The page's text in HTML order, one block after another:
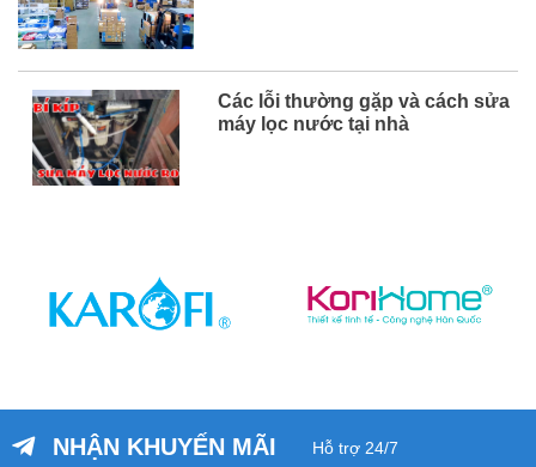
Các lỗi thường gặp và cách sửa
máy lọc nước tại nhà
NHẬN KHUYẾN MÃI Hỗ trợ 24/7